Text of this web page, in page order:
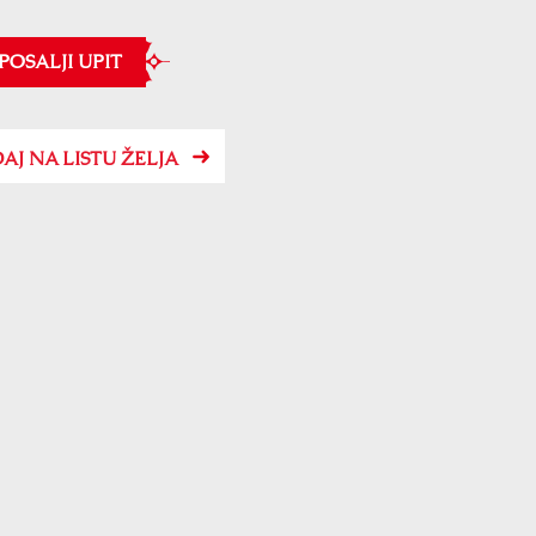
UPIT
NA LISTU ŽELJA